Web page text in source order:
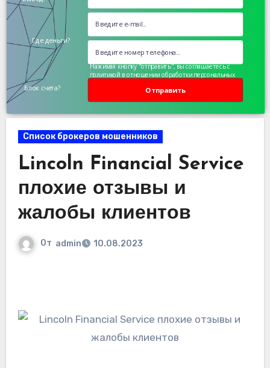
Где деньги?
Блок счета? Отправить
Нажимая кнопку "отправить", вы соглашаетесь с
политикой в отношении обработки персональных
Список брокеров мошенников
Lincoln Financial Service
плохие отзывы и
жалобы клиентов
От admin 10.08.2023